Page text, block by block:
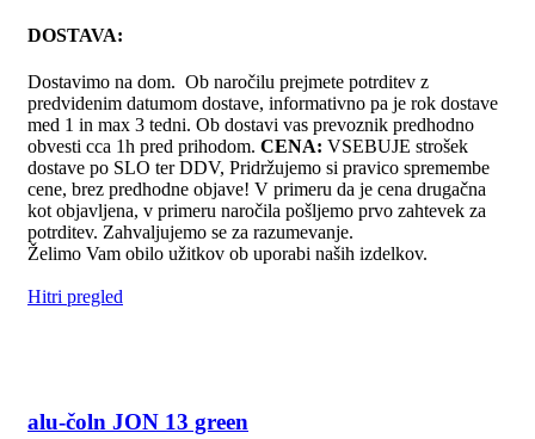
DOSTAVA:
Dostavimo na dom. Ob naročilu prejmete potrditev z
predvidenim datumom dostave, informativno pa je rok dostave
med 1 in max 3 tedni. Ob dostavi vas prevoznik predhodno
obvesti cca 1h pred prihodom. CENA: VSEBUJE strošek
dostave po SLO ter DDV, Pridržujemo si pravico spremembe
cene, brez predhodne objave! V primeru da je cena drugačna
kot objavljena, v primeru naročila pošljemo prvo zahtevek za
potrditev. Zahvaljujemo se za razumevanje.
Želimo Vam obilo užitkov ob uporabi naših izdelkov.
Hitri pregled
alu-čoln JON 13 green